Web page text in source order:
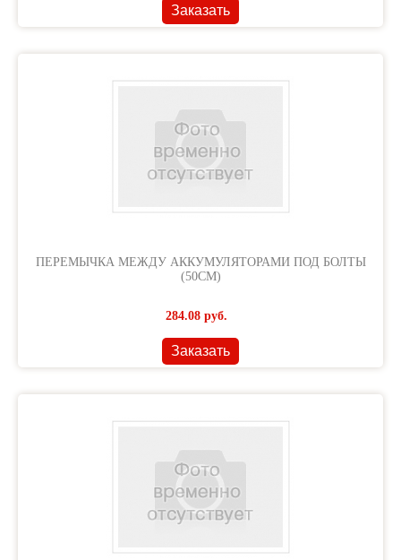
Заказать
ПЕРЕМЫЧКА МЕЖДУ АККУМУЛЯТОРАМИ ПОД БОЛТЫ
(50СМ)
284.08 руб.
Заказать